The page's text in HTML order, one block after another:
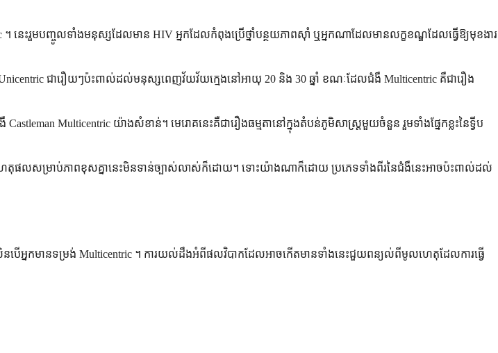
េះរួមបញ្ចូលទាំងមនុស្សដែលមាន HIV អ្នកដែលកំពុងប្រើថ្នាំបន្ថយភាពស៊ាំ ឬអ្នកណាដែលមានលក្ខខណ្ឌដែលធ្វើឱ្យមុខងារ
ជារឿយៗប៉ះពាល់ដល់មនុស្សពេញវ័យវ័យក្មេងនៅអាយុ 20 និង 30 ឆ្នាំ ខណៈដែលជំងឺ Multicentric គឺជារឿង
Multicentric យ៉ាងសំខាន់។ មេរោគនេះគឺជារឿងធម្មតានៅក្នុងតំបន់ភូមិសាស្ត្រមួយចំនួន រួមទាំងផ្នែកខ្លះនៃទ្វីប
ាហេតុផលសម្រាប់ភាពខុសគ្នានេះមិនទាន់ច្បាស់លាស់ក៏ដោយ។ ទោះយ៉ាងណាក៏ដោយ ប្រភេទទាំងពីរនៃជំងឺនេះអាចប៉ះពាល់ដល់
នបើអ្នកមានទម្រង់ Multicentric ។ ការយល់ដឹងអំពីផលវិបាកដែលអាចកើតមានទាំងនេះជួយពន្យល់ពីមូលហេតុដែលការធ្វើ